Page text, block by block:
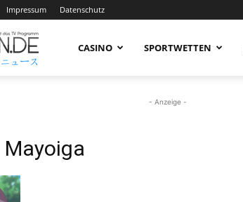
Impressum Datenschutz
AnimeNachrichten
Aktuelle
CASINO SPORTWETTEN
- Anzeige -